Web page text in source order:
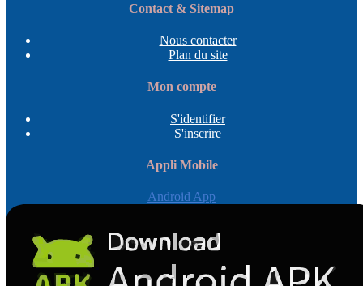
Contact & Sitemap
Nous contacter
Plan du site
Mon compte
S'identifier
S'inscrire
Appli Mobile
Android App